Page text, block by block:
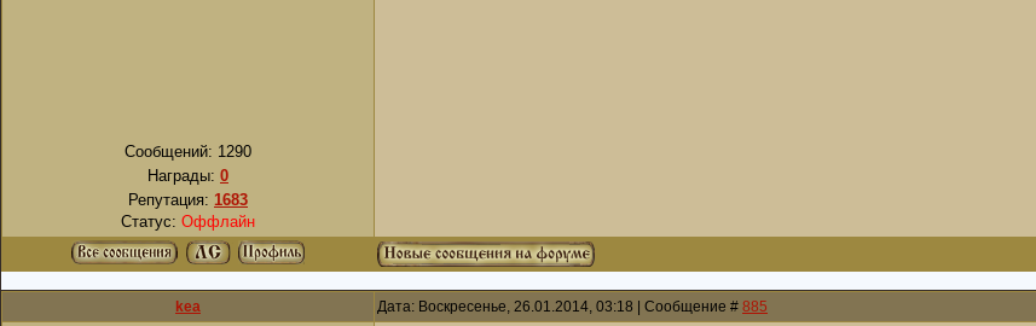
Сообщений: 1290
Награды: 0
Репутация: 1683
Статус: Оффлайн
kea Дата: Воскресенье, 26.01.2014, 03:18 | Сообщение # 885